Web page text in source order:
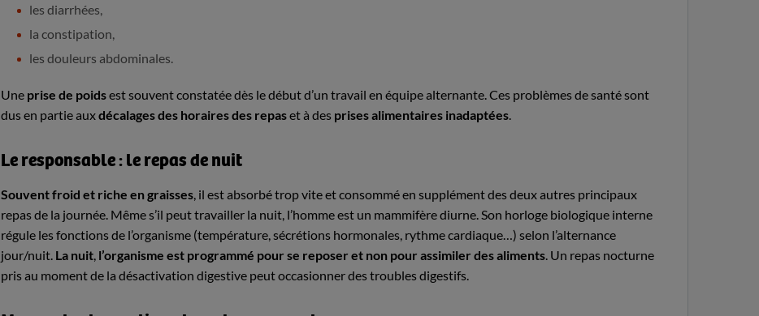
les diarrhées,
la constipation,
les douleurs abdominales.
Une prise de poidsest souvent constatée dès le début d’un travail en équipe alternante. Ces problèmes de santé sont
dus en partie auxdécalages des horaires des repaset à des prises alimentaires inadaptées.
Le responsable : le repas de nuit
Souvent froid et riche en graisses, il est absorbé trop vite et consommé en supplément des deux autres principaux
repas de la journée. Même s’il peut travailler la nuit, l’homme est un mammifère diurne. Son horloge biologique interne
régule les fonctions de l’organisme (température, sécrétions hormonales, rythme cardiaque…) selon l’alternance
jour/nuit. La nuit, l’organisme est programmé pour se reposer et non pour assimiler des aliments. Un repas nocturne
pris au moment de la désactivation digestive peut occasionner des troubles digestifs.